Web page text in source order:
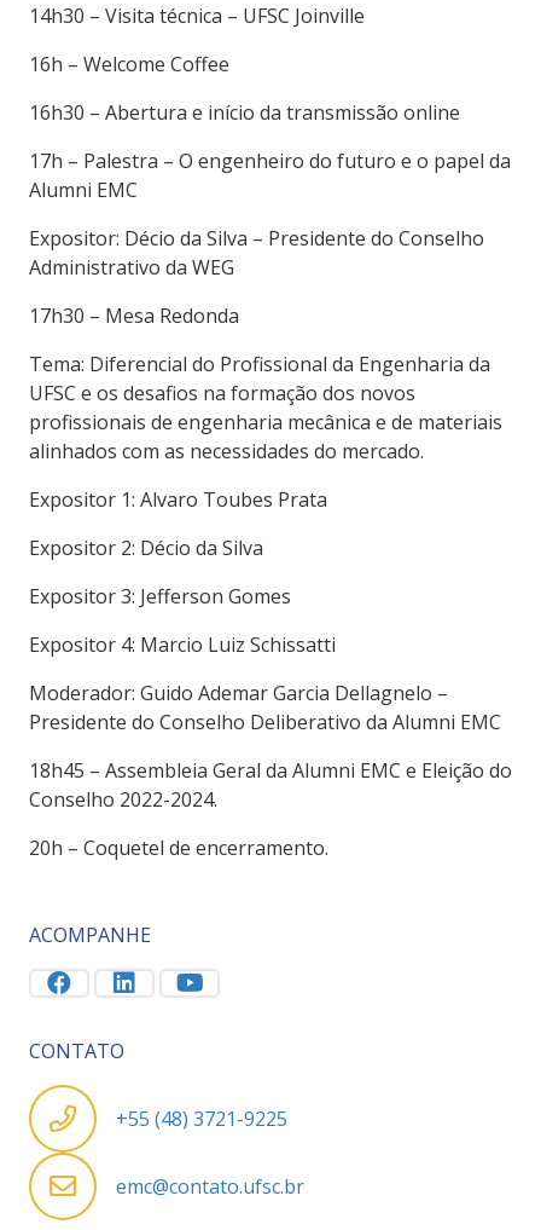
14h30 – Visita técnica – UFSC Joinville
16h – Welcome Coffee
16h30 – Abertura e início da transmissão online
17h – Palestra – O engenheiro do futuro e o papel da
Alumni EMC
Expositor: Décio da Silva – Presidente do Conselho
Administrativo da WEG
17h30 – Mesa Redonda
Tema: Diferencial do Profissional da Engenharia da
UFSC e os desafios na formação dos novos
profissionais de engenharia mecânica e de materiais
alinhados com as necessidades do mercado.
Expositor 1: Alvaro Toubes Prata
Expositor 2: Décio da Silva
Expositor 3: Jefferson Gomes
Expositor 4: Marcio Luiz Schissatti
Moderador: Guido Ademar Garcia Dellagnelo –
Presidente do Conselho Deliberativo da Alumni EMC
18h45 – Assembleia Geral da Alumni EMC e Eleição do
Conselho 2022-2024.
20h – Coquetel de encerramento.
ACOMPANHE
CONTATO
+55 (48) 3721-9225
emc@contato.ufsc.br